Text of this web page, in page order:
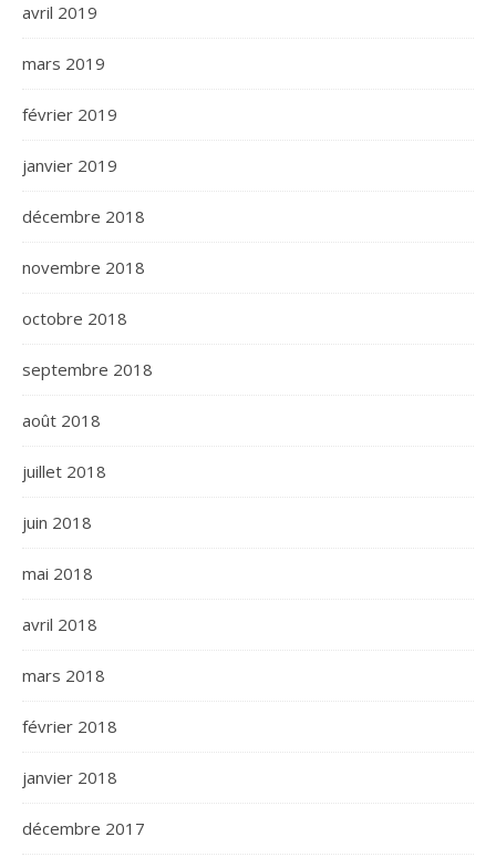
avril 2019
mars 2019
février 2019
janvier 2019
décembre 2018
novembre 2018
octobre 2018
septembre 2018
août 2018
juillet 2018
juin 2018
mai 2018
avril 2018
mars 2018
février 2018
janvier 2018
décembre 2017